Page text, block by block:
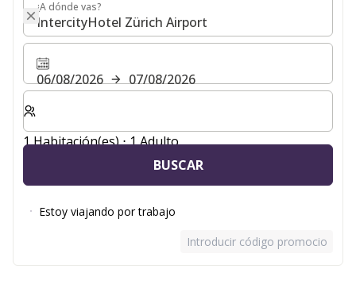
¿A dónde vas?
¿A dónde vas?
06/08/2026
07/08/2026
Seleccione el número de habitaciones y huéspedes
1 Habitación(es) ⋅ 1 Adulto
BUSCAR
Estoy viajando por trabajo
Introducir código promocional